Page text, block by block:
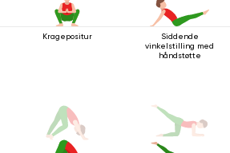
Kragepositur
Siddende
vinkelstilling med
håndstøtte